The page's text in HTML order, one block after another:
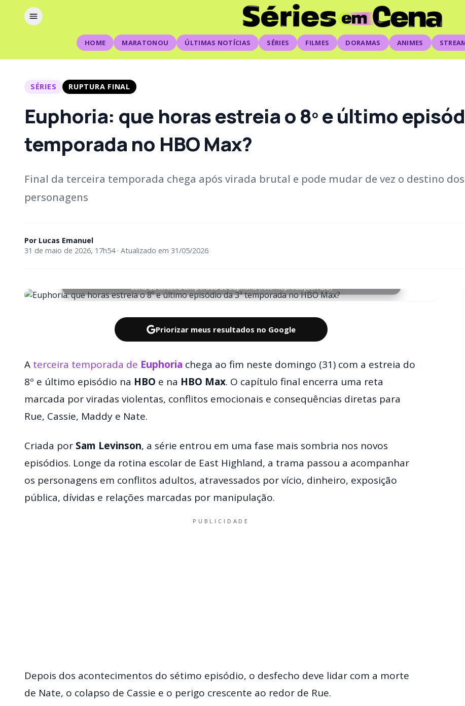
HOME MARATONOU ÚLTIMAS NOTÍCIAS SÉRIES FILMES DORAMAS ANIMES
SÉRIES RUPTURA FINAL
Euphoria: que horas estreia o 8º e último
temporada no HBO Max?
Final da terceira temporada chega após virada brutal e pode mudar de vez o destino dos
personagens
Por Lucas Emanuel
31 de maio de 2026, 17h54 · Atualizado em 31/05/2026
Cena da terceira temporada de Euphoria (foto: Reprodução/HBO)
Priorizar meus resultados no Google
A terceira temporada de Euphoria chega ao fim neste domingo (31) com a estreia do
8º e último episódio na HBO e na HBO Max. O capítulo final encerra uma reta
marcada por viradas violentas, conflitos emocionais e consequências diretas para
Rue, Cassie, Maddy e Nate.
Criada por Sam Levinson, a série entrou em uma fase mais sombria nos novos
episódios. Longe da rotina escolar de East Highland, a trama passou a acompanhar
os personagens em conflitos adultos, atravessados por vício, dinheiro, exposição
pública, dívidas e relações marcadas por manipulação.
PUBLICIDADE
Depois dos acontecimentos do sétimo episódio, o desfecho deve lidar com a morte
de Nate, o colapso de Cassie e o perigo crescente ao redor de Rue.